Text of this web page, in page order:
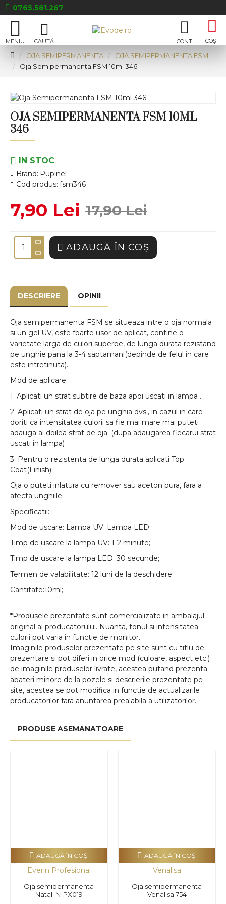
0765.581.267
OJA SEMIPERMANENTA
OJA SEMIPERMANENTA FSM
Oja Semipermanenta FSM 10ml 346
OJA SEMIPERMANENTA FSM 10ML
346
IN STOC
Brand: Pupinel
Cod produs: fsm346
7,90 Lei 17,90 Lei
ADAUGĂ ÎN COŞ
DESCRIERE OPINII
Oja semipermanenta FSM se situeaza intre o oja normala
si un gel UV, este foarte usor de aplicat, contine o
varietate larga de culori superbe, de lunga durata rezistand
pe unghie pana la 3-4 saptamani(depinde de felul in care
este intretinuta).
Mod de aplicare:
1. Aplicati un strat subtire de baza apoi uscati in lampa .
2. Aplicati un strat de oja pe unghia dvs., in cazul in care
doriti ca intensitatea culorii sa fie mai mare mai puteti
adauga al doilea strat de oja .(dupa adaugarea fiecarui strat
uscati in lampa)
3. Pentru o rezistenta de lunga durata aplicati Top
Coat(Finish).
Oja o puteti inlatura cu remover sau aceton pura, fara a
afecta unghiile.
Specificatii:
Mod de uscare: Lampa UV; Lampa LED
Timp de uscare la lampa UV: 1-2 minute;
Timp de uscare la lampa LED: 30 secunde;
Termen de valabilitate: 12 luni de la deschidere;
Cantitate:10ml;
*Produsele prezentate sunt comercializate in ambalajul
original al producatorului. Nuanta, tonul si intensitatea
culorii pot varia in functie de monitor.
Imaginile produselor prezentate pe site sunt cu titlu de
prezentare si pot diferi in orice mod (culoare, aspect etc.)
de imaginile produselor livrate, acestea putand prezenta
abateri minore de la pozele si descrierile prezentate pe
site, acestea se pot modifica in functie de actualizarile
producatorilor fara anuntarea prealabila a utilizatorilor.
PRODUSE ASEMANATOARE
Everin Profesional
Oja semipermanenta
Natali N-PX019
ADAUGĂ ÎN COŞ
Venalisa
Oja semipermanenta
Venalisa 754
ADAUGĂ ÎN COŞ